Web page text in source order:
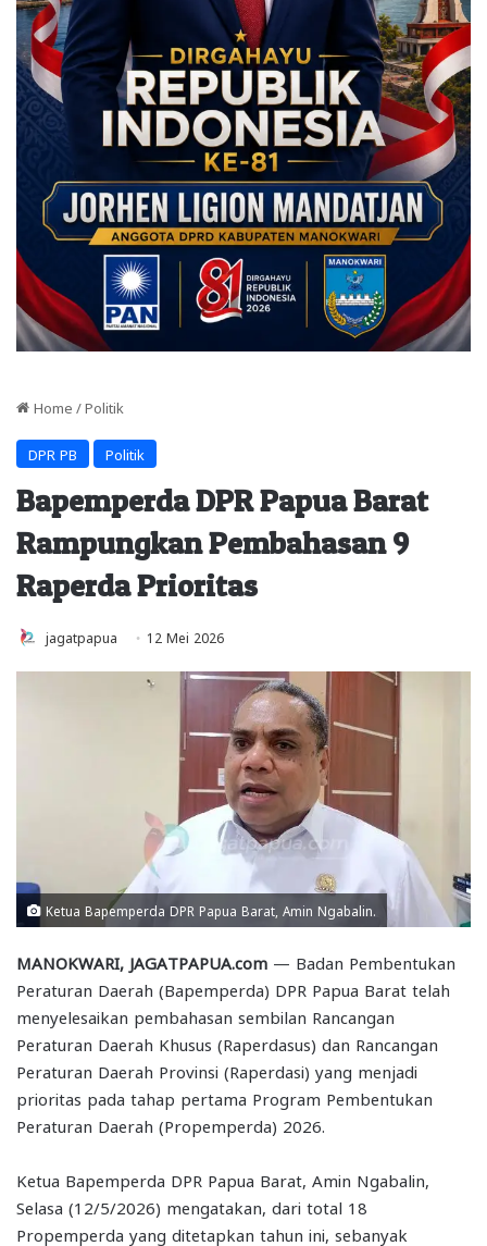
Home / Politik
DPR PB Politik
Bapemperda DPR Papua Barat
Rampungkan Pembahasan 9
Raperda Prioritas
jagatpapua 12 Mei 2026
Ketua Bapemperda DPR Papua Barat, Amin Ngabalin.
MANOKWARI, JAGATPAPUA.com — Badan Pembentukan
Peraturan Daerah (Bapemperda) DPR Papua Barat telah
menyelesaikan pembahasan sembilan Rancangan
Peraturan Daerah Khusus (Raperdasus) dan Rancangan
Peraturan Daerah Provinsi (Raperdasi) yang menjadi
prioritas pada tahap pertama Program Pembentukan
Peraturan Daerah (Propemperda) 2026.
Ketua Bapemperda DPR Papua Barat, Amin Ngabalin,
Selasa (12/5/2026) mengatakan, dari total 18
Propemperda yang ditetapkan tahun ini, sebanyak